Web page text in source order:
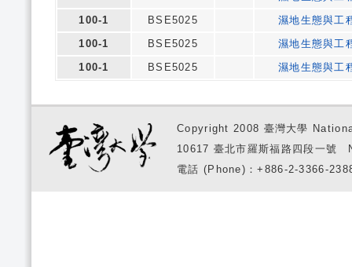
100-1
BSE5025
濕地生態與工
100-1
BSE5025
濕地生態與工
100-1
BSE5025 濕地生態與工
Copyright 2008 臺灣大學
10617 臺北市羅斯福路四段一
電話 (Phone)：+886-2-3366-